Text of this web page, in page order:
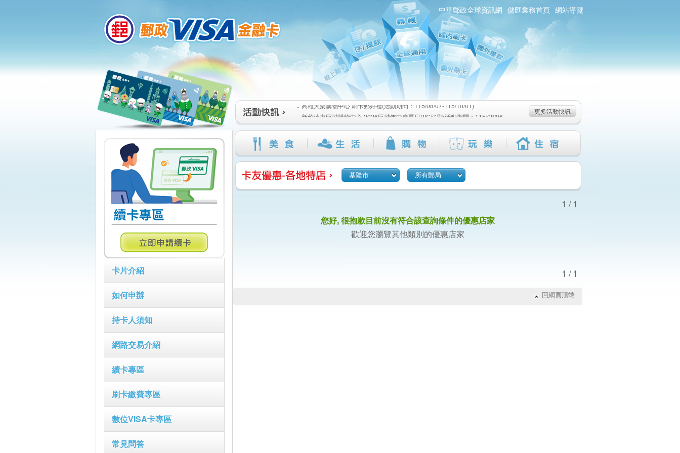
中華郵政全球資訊網 儲匯業務首頁 網站導覽
:::
卡片介紹
如何申辦
持卡人須知
網路交易介紹
續卡專區
刷卡繳費專區
數位VISA卡專區
常見問答
:::
高雄大樂購物中心 刷卡郵好禮(活動期間：115/08/07-115/10/01)
新竹遠東巨城購物中心 2026巨城年中慶夏日BIG好刷(活動期間：115/08/06-
115/08/26)
臺北三創生活 有點東西第2波 刷卡郵好禮(活動期間：115/08/06-115/09/02)
高雄大樂購物中心 刷卡郵好禮(活動期間：115/08/07-115/10/01)
新竹遠東巨城購物中心 2026巨城年中慶夏日BIG好刷(活動期間：115/08/06-
115/08/26)
臺北三創生活 有點東西第2波 刷卡郵好禮(活動期間：115/08/06-115/09/02)
更多活動快訊
基隆市 所有郵局
1/1
您好, 很抱歉目前沒有符合該查詢條件的優惠店家
歡迎您瀏覽其他類別的優惠店家
1/1
回網頁頂端